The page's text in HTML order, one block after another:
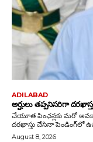
ADILABAD
అర్హులు తప్పనిసరిగా
చేయూత పింఛన్లకు మరో
దరఖాస్తు చేసినా పెండింగ్‌లో
August 8, 2026